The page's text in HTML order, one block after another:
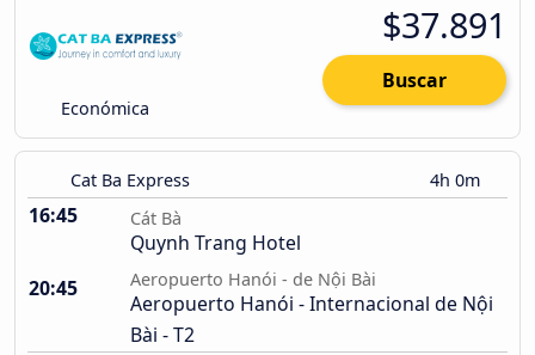
Económica
$37.891
Buscar
Cat Ba Express 4h 0m
16:45 Cát Bà
Quynh Trang Hotel
20:45
Aeropuerto Hanói - de Nội Bài
Aeropuerto Hanói - Internacional de Nội
Bài - T2